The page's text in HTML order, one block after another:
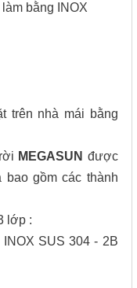
bằng INOX
trên nhà mái bằng
MEGASUN được
bao gồm các thành
lớp :
SUS 304 - 2B